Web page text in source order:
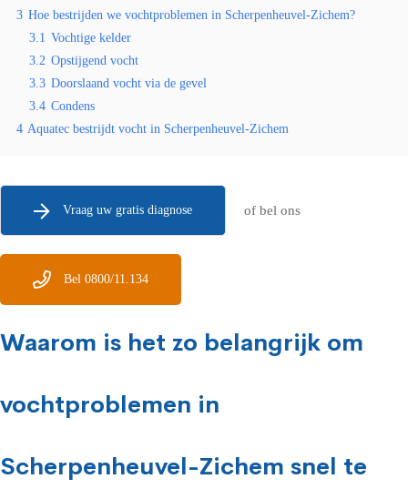
3 Hoe bestrijden we vochtproblemen in Scherpenheuvel-Zichem?
3.1 Vochtige kelder
3.2 Opstijgend vocht
3.3 Doorslaand vocht via de gevel
3.4 Condens
4 Aquatec bestrijdt vocht in Scherpenheuvel-Zichem
Vraag uw gratis diagnose of bel ons
Bel 0800/11.134
Waarom is het zo belangrijk om
vochtproblemen in
Scherpenheuvel-Zichem snel te